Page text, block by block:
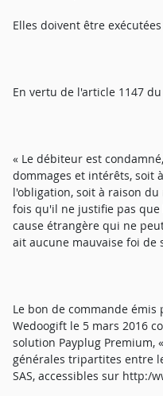
Elles doivent être
En vertu de l'article 1147
« Le débiteur est
dommages et intérêts, soit
l'obligation, soit à raison
fois qu'il ne justifie pas
cause étrangère qui ne
ait aucune mauvaise foi de
Le bon de commande
Wedoogift le 5 mars 2016
solution Payplug Premium,
générales tripartites entre
SAS, accessibles sur http:/